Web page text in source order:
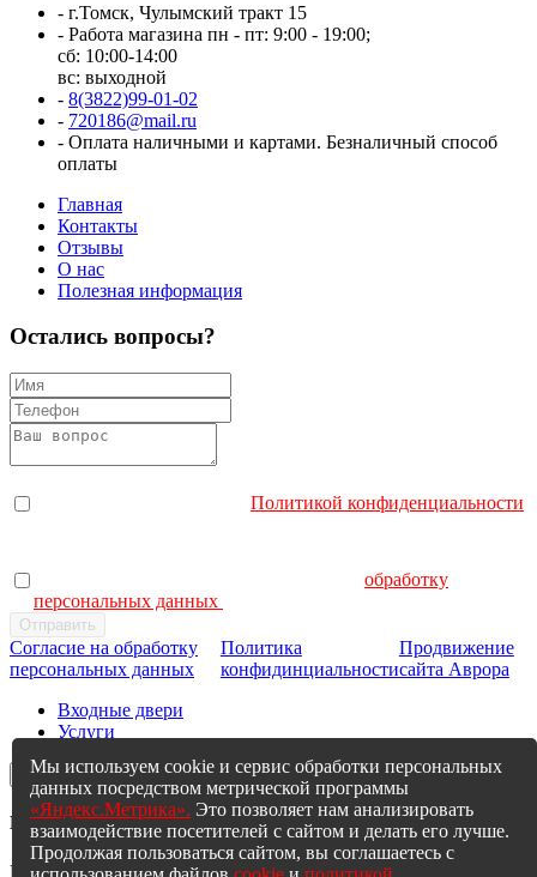
- г.Томск, Чулымский тракт 15
- Работа магазина пн - пт: 9:00 - 19:00;
сб: 10:00-14:00
вс: выходной
- 8(3822)99-01-02
- 720186@mail.ru
- Оплата наличными и картами. Безналичный способ
оплаты
Главная
Контакты
Отзывы
О нас
Полезная информация
Остались вопросы?
Политикой конфиденциальности
обработку
персональных данных
Согласие на обработку
персональных данных
Политика
конфидинциальности
Продвижение
сайта Аврора
Мы используем cookie и сервис обработки персональных
данных посредством метрической программы
«Яндекс.Метрика». Это позволяет нам анализировать
взаимодействие посетителей с сайтом и делать его лучше.
Продолжая пользоваться сайтом, вы соглашаетесь с
Входные двери
Услуги
Мы Вам перезвоним
Ваше имя*